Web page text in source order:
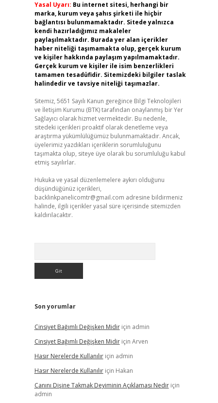
Yasal Uyarı: Bu internet sitesi, herhangi bir
marka, kurum veya şahıs şirketi ile hiçbir
bağlantısı bulunmamaktadır. Sitede yalnızca
kendi hazırladığımız makaleler
paylaşılmaktadır. Burada yer alan içerikler
haber niteliği taşımamakta olup, gerçek kurum
ve kişiler hakkında paylaşım yapılmamaktadır.
Gerçek kurum ve kişiler ile isim benzerlikleri
tamamen tesadüfidir. Sitemizdeki bilgiler taslak
halindedir ve tavsiye niteliği taşımazlar.
Sitemiz, 5651 Sayılı Kanun gereğince Bilgi Teknolojileri
ve İletişim Kurumu (BTK) tarafından onaylanmış bir Yer
Sağlayıcı olarak hizmet vermektedir. Bu nedenle,
sitedeki içerikleri proaktif olarak denetleme veya
araştırma yükümlülüğümüz bulunmamaktadır. Ancak,
üyelerimiz yazdıkları içeriklerin sorumluluğunu
taşımakta olup, siteye üye olarak bu sorumluluğu kabul
etmiş sayılırlar.
Hukuka ve yasal düzenlemelere aykırı olduğunu
düşündüğünüz içerikleri,
backlinkpanelicomtr@gmail.com adresine bildirmeniz
halinde, ilgili içerikler yasal süre içerisinde sitemizden
kaldırılacaktır.
Son yorumlar
Cinsiyet Bağımlı Değişken Midiriçin admin
Cinsiyet Bağımlı Değişken Midiriçin Arven
Hasır Nerelerde Kullanılıriçin admin
Hasır Nerelerde Kullanılıriçin Hakan
Canını Dişine Takmak Deyiminin Açıklaması Nediriçin
admin